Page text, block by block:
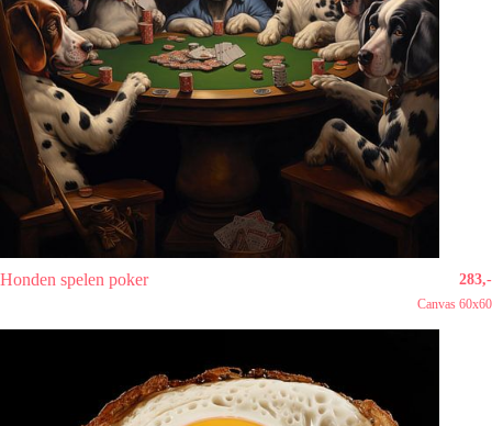
Honden spelen poker 283,-
Canvas 60x60